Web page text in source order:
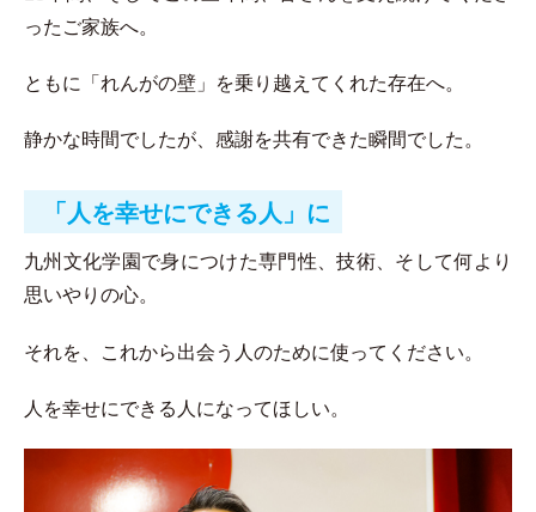
ったご家族へ。
ともに「れんがの壁」を乗り越えてくれた存在へ。
静かな時間でしたが、感謝を共有できた瞬間でした。
「人を幸せにできる人」に
九州文化学園で身につけた専門性、技術、そして何より
思いやりの心。
それを、これから出会う人のために使ってください。
人を幸せにできる人になってほしい。